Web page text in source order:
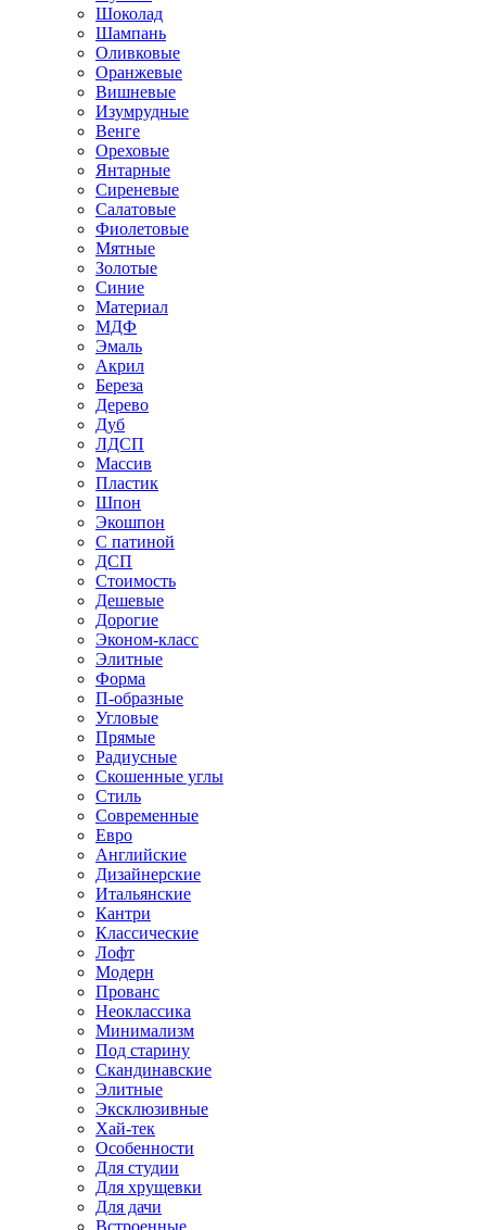
Шоколад
Шампань
Оливковые
Оранжевые
Вишневые
Изумрудные
Венге
Ореховые
Янтарные
Сиреневые
Салатовые
Фиолетовые
Мятные
Золотые
Синие
Материал
МДФ
Эмаль
Акрил
Береза
Дерево
Дуб
ЛДСП
Массив
Пластик
Шпон
Экошпон
С патиной
ДСП
Стоимость
Дешевые
Дорогие
Эконом-класс
Элитные
Форма
П-образные
Угловые
Прямые
Радиусные
Скошенные углы
Стиль
Современные
Евро
Английские
Дизайнерские
Итальянские
Кантри
Классические
Лофт
Модерн
Прованс
Неоклассика
Минимализм
Под старину
Скандинавские
Элитные
Эксклюзивные
Хай-тек
Особенности
Для студии
Для хрущевки
Для дачи
Встроенные